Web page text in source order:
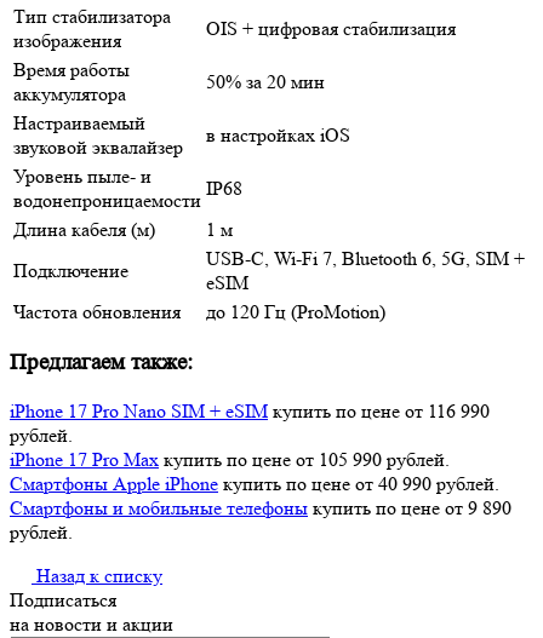
Тип стабилизатора
изображения
OIS + цифровая стабилизация
Время работы
аккумулятора
50% за 20 мин
Настраиваемый
звуковой эквалайзер
в настройках iOS
Уровень пыле- и
водонепроницаемости
IP68
Длина кабеля (м)
1 м
Подключение
USB-C, Wi‑Fi 7, Bluetooth 6, 5G, SIM +
eSIM
Частота обновления
до 120 Гц (ProMotion)
Предлагаем также:
iPhone 17 Pro Nano SIM + eSIM купить по цене от 116 990
рублей.
iPhone 17 Pro Max купить по цене от 105 990 рублей.
Смартфоны Apple iPhone купить по цене от 40 990 рублей.
Смартфоны и мобильные телефоны купить по цене от 9 890
рублей.
Назад к списку
Подписаться
на новости и акции